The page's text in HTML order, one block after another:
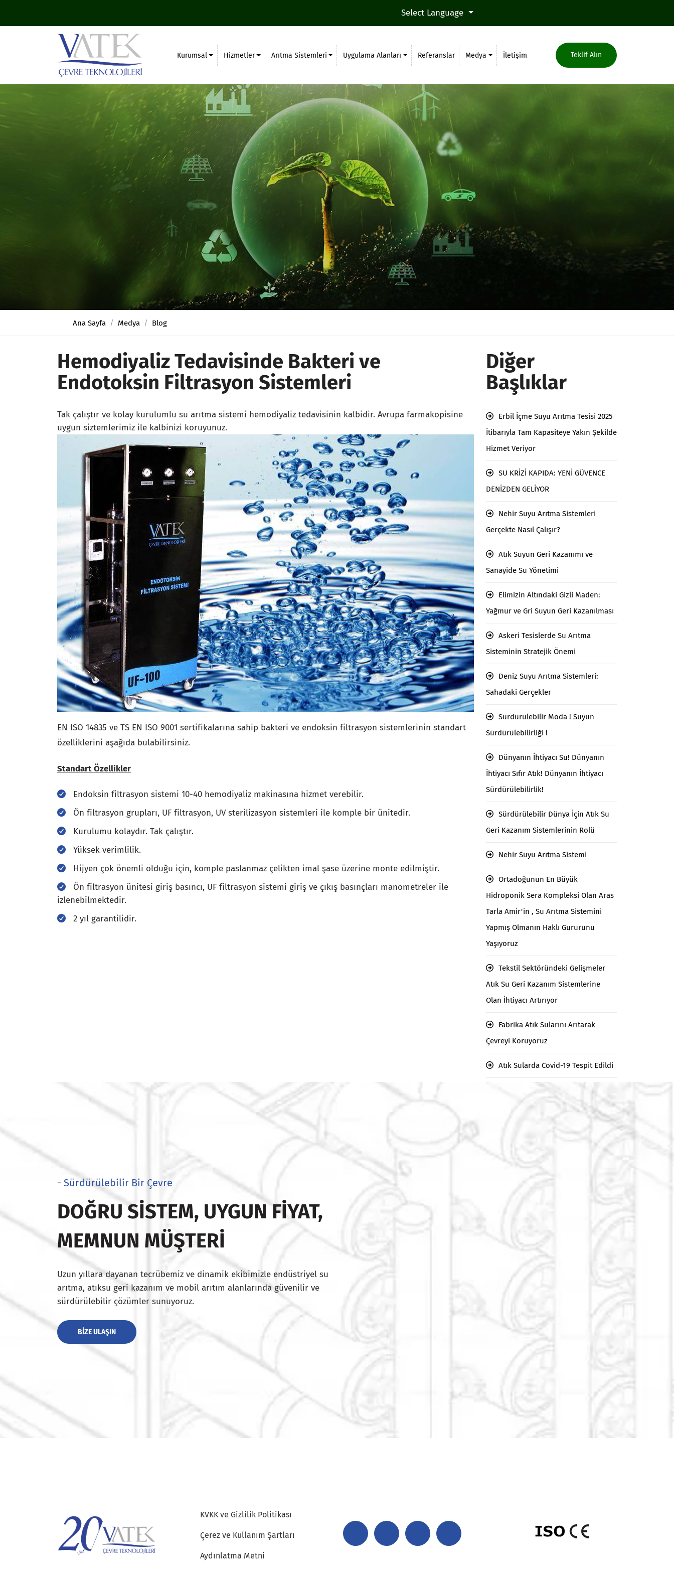
Select Language
Kurumsal Hizmetler Arıtma Sistemleri Uygulama Alanları Referanslar Medya İletişim Teklif Alın
Ana Sayfa Medya Blog
Hemodiyaliz Tedavisinde Bakteri ve
Endotoksin Filtrasyon Sistemleri
Tak çalıştır ve kolay kurulumlu su arıtma sistemi hemodiyaliz tedavisinin kalbidir. Avrupa farmakopisine
uygun siztemlerimiz ile kalbinizi koruyunuz.
EN ISO 14835 ve TS EN ISO 9001 sertifikalarına sahip bakteri ve endoksin filtrasyon sistemlerinin standart
özelliklerini aşağıda bulabilirsiniz.
Standart Özellikler
Endoksin filtrasyon sistemi 10-40 hemodiyaliz makinasına hizmet verebilir.
Ön filtrasyon grupları, UF filtrasyon, UV sterilizasyon sistemleri ile komple bir ünitedir.
Kurulumu kolaydır. Tak çalıştır.
Yüksek verimlilik.
Hijyen çok önemli olduğu için, komple paslanmaz çelikten imal şase üzerine monte edilmiştir.
Ön filtrasyon ünitesi giriş basıncı, UF filtrasyon sistemi giriş ve çıkış basınçları manometreler ile
izlenebilmektedir.
2 yıl garantilidir.
Diğer
Başlıklar
Erbil İçme Suyu Arıtma Tesisi 2025
İtibarıyla Tam Kapasiteye Yakın Şekilde
Hizmet Veriyor
SU KRİZİ KAPIDA: YENİ GÜVENCE
DENİZDEN GELİYOR
Nehir Suyu Arıtma Sistemleri
Gerçekte Nasıl Çalışır?
Atık Suyun Geri Kazanımı ve
Sanayide Su Yönetimi
Elimizin Altındaki Gizli Maden:
Yağmur ve Gri Suyun Geri Kazanılması
Askeri Tesislerde Su Arıtma
Sisteminin Stratejik Önemi
Deniz Suyu Arıtma Sistemleri:
Sahadaki Gerçekler
Sürdürülebilir Moda ! Suyun
Sürdürülebilirliği !
Dünyanın İhtiyacı Su! Dünyanın
İhtiyacı Sıfır Atık! Dünyanın İhtiyacı
Sürdürülebilirlik!
Sürdürülebilir Dünya İçin Atık Su
Geri Kazanım Sistemlerinin Rolü
Nehir Suyu Arıtma Sistemi
Ortadoğunun En Büyük
Hidroponik Sera Kompleksi Olan Aras
Tarla Amir'in , Su Arıtma Sistemini
Yapmış Olmanın Haklı Gururunu
Yaşıyoruz
Tekstil Sektöründeki Gelişmeler
Atık Su Geri Kazanım Sistemlerine
Olan İhtiyacı Artırıyor
Fabrika Atık Sularını Arıtarak
Çevreyi Koruyoruz
Atık Sularda Covid-19 Tespit Edildi
- Sürdürülebilir Bir Çevre
DOĞRU SISTEM, UYGUN FIYAT,
MEMNUN MÜŞTERI
Uzun yıllara dayanan tecrübemiz ve dinamik ekibimizle endüstriyel su
arıtma, atıksu geri kazanım ve mobil arıtım alanlarında güvenilir ve
sürdürülebilir çözümler sunuyoruz.
BIZE ULAŞIN
KVKK ve Gizlilik Politikası
Çerez ve Kullanım Şartları
Aydınlatma Metni